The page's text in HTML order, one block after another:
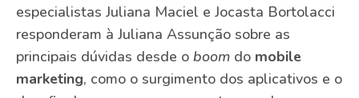
especialistas Juliana Maciel e Jocasta Bortolacci
responderam à Juliana Assunção sobre as
principais dúvidas desde o boom do mobile
marketing, como o surgimento dos aplicativos e o